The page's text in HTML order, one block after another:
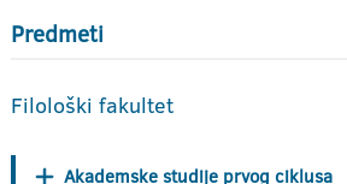
Predmeti
Filološki fakultet
Akademske studije prvog ciklusa